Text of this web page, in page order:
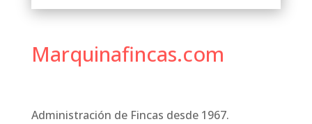
Marquinafincas.com
Administración de Fincas desde 1967.